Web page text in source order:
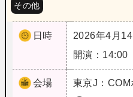
その他
日時
2026年4月14
開演：14:00
会場 東京J：COM